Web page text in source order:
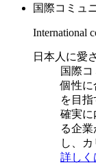
国際コミュ
International
日本人に愛
国際
個性に
を目
確実に
る企
し、
詳しく